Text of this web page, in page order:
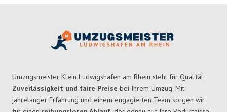
Umzugsmeister Klein Ludwigshafen am Rhein steht für Qualität,
Zuverlässigkeit und faire Preise bei Ihrem Umzug. Mit
jahrelanger Erfahrung und einem engagierten Team sorgen wir